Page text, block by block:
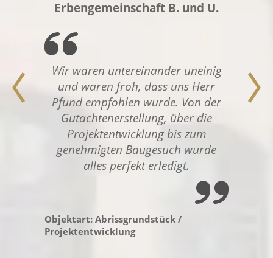
Erbengemeinschaft B. und U.
Wir waren untereinander uneinig
und waren froh, dass uns Herr
Pfund empfohlen wurde. Von der
Gutachtenerstellung, über die
Projektentwicklung bis zum
genehmigten Baugesuch wurde
alles perfekt erledigt.
Objektart: Abrissgrundstück /
Projektentwicklung